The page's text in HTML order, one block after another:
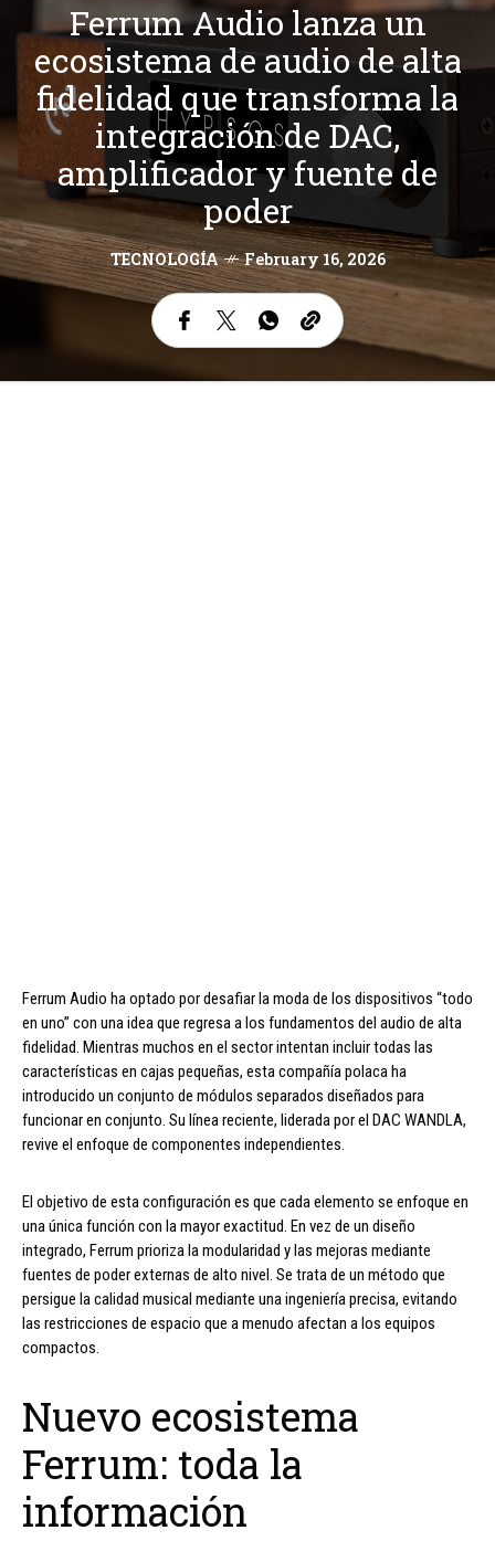
Ferrum Audio lanza un
ecosistema de audio de alta
fidelidad que transforma la
integración de DAC,
amplificador y fuente de
poder
TECNOLOGÍA February 16, 2026
Ferrum Audio ha optado por desafiar la moda de los dispositivos “todo
en uno” con una idea que regresa a los fundamentos del audio de alta
fidelidad. Mientras muchos en el sector intentan incluir todas las
características en cajas pequeñas, esta compañía polaca ha
introducido un conjunto de módulos separados diseñados para
funcionar en conjunto. Su línea reciente, liderada por el DAC WANDLA,
revive el enfoque de componentes independientes.
El objetivo de esta configuración es que cada elemento se enfoque en
una única función con la mayor exactitud. En vez de un diseño
integrado, Ferrum prioriza la modularidad y las mejoras mediante
fuentes de poder externas de alto nivel. Se trata de un método que
persigue la calidad musical mediante una ingeniería precisa, evitando
las restricciones de espacio que a menudo afectan a los equipos
compactos.
Nuevo ecosistema
Ferrum: toda la
información